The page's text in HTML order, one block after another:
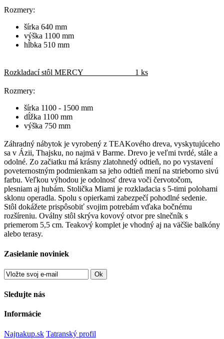
Rozmery:
šírka 640 mm
výška 1100 mm
hĺbka 510 mm
Rozkladací stôl MERCY 1 ks
Rozmery:
šírka 1100 - 1500 mm
dĺžka 1100 mm
výška 750 mm
Záhradný nábytok je vyrobený z TEAKového dreva, vyskytujúceho
sa v Ázii, Thajsku, no najmä v Barme. Drevo je veľmi tvrdé, stále a
odolné. Zo začiatku má krásny zlatohnedý odtieň, no po vystavení
poveternostným podmienkam sa jeho odtieň mení na strieborno sivú
farbu. Veľkou výhodou je odolnosť dreva voči červotočom,
plesniam aj hubám. Stolička Miami je rozkladacia s 5-timi polohami
sklonu operadla. Spolu s opierkami zabezpečí pohodlné sedenie.
Stôl dokážete prispôsobiť svojim potrebám vďaka bočnému
rozšíreniu. Oválny stôl skrýva kovový otvor pre slnečník s
priemerom 5,5 cm. Teakový komplet je vhodný aj na väčšie balkóny
alebo terasy.
Zasielanie noviniek
Ok
Sledujte nás
Informácie
Najnakup.sk Tatranský profil